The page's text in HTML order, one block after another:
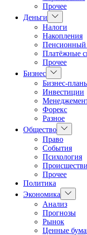
Прочее
Деньги
Показать
подменю
Налоги
Накопления
Платёжные
Прочее
Бизнес Показать
подменю
Бизнес-
Инвестиции
Форекс
Разное
Общество Показать
подменю
Право
События
Психология
Прочее
Политика
Экономика
Показать
подменю
Анализ
Прогнозы
Рынок
Ценные